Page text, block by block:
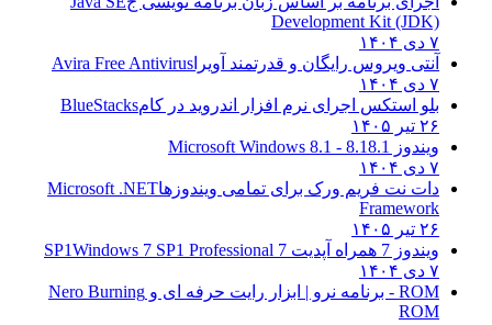
Development Kit (JDK)
۷ دی ۱۴۰۴
آنتی ویروس رایگان و قدرتمند آویرا Avira Free Antivirus
۷ دی ۱۴۰۴
بلو استکس اجرای نرم افزار اندروید در کامBlueStacks
۲۶ تیر ۱۴۰۵
ویندوز 8.1
8.1 - Microsoft Windows 8.1
۷ دی ۱۴۰۴
دات نت فریم ورک برای تمامی ویندوزهاMicrosoft .NET
Framework
۲۶ تیر ۱۴۰۵
ویندوز 7 همراه آپدیت 7 SP1
Windows 7 SP1 Professional
۷ دی ۱۴۰۴
ROM - برنامه نرو | ابزار رایت حرفه ای و
Nero Burning
ROM